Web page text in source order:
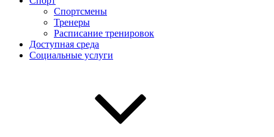
Спортсмены
Тренеры
Расписание тренировок
Доступная среда
Социальные услуги